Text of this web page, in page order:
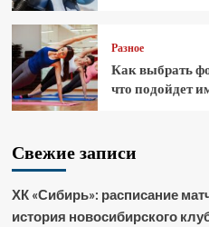
Разное
Как выбрать
что подойдет
Свежие записи
ХК «Сибирь»: расписание
история новосибирского